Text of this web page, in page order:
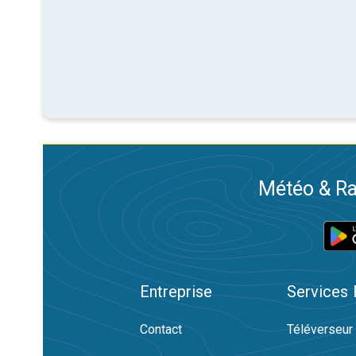
Météo &
Entreprise
Contact
Services
Téléverseur